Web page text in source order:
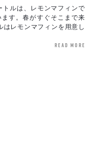
ルは、レモンマフィンで
す。春がすぐそこまで来
レモンマフィンを用意し
read more